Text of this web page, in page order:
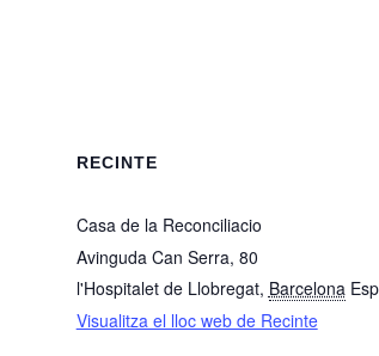
RECINTE
Casa de la Reconciliacio
Avinguda Can Serra, 80
l'Hospitalet de Llobregat, Barcelona
Visualitza el lloc web de Recinte